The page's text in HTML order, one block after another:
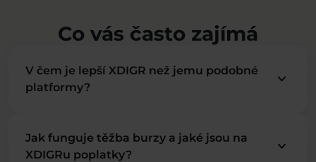
Co vás často zajímá
V čem je lepší XDIGR než jemu podobné
platformy?
keyboard_arrow_down
Jak funguje těžba burzy a jaké jsou na
XDIGRu poplatky?
keyboard_arrow_down